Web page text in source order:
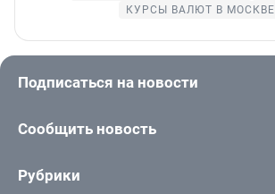
КУРСЫ ВАЛЮТ В МОСКВЕ
Подписаться на новости
Сообщить новость
Рубрики